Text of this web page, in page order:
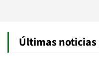
Últimas noticias